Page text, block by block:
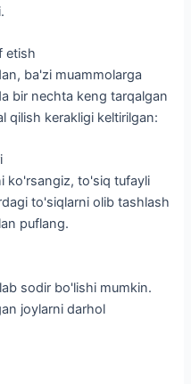
etish
ba'zi muammolarga
bir nechta keng tarqalgan
qilish kerakligi keltirilgan:
ko'rsangiz, to'siq tufayli
to'siqlarni olib tashlash
puflang.
sodir bo'lishi mumkin.
joylarni darhol